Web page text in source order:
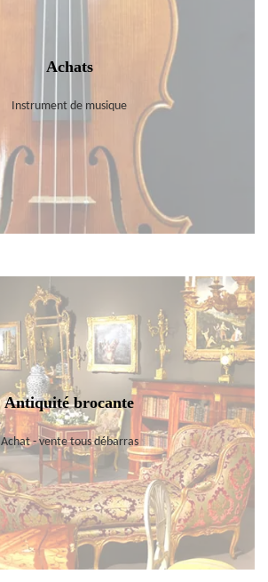
Achats
Instrument de musique
Antiquité brocante
Achat - vente tous débarras